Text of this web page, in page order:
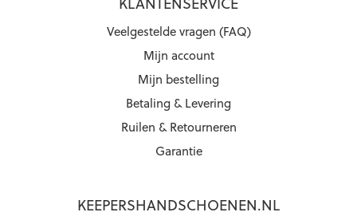
Veelgestelde vragen (FAQ)
Mijn account
Mijn bestelling
Betaling & Levering
Ruilen & Retourneren
Garantie
KEEPERSHANDSCHOENEN.NL